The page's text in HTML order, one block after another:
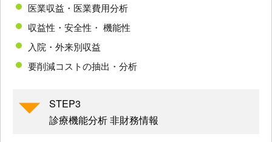
医業収益・医業費用分析
収益性・安全性・ 機能性
入院・外来別収益
要削減コストの抽出・分析
STEP3
診療機能分析 非財務情報